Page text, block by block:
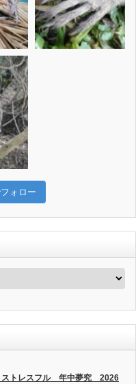
ォロー
トレスフル 年中夢究 2026